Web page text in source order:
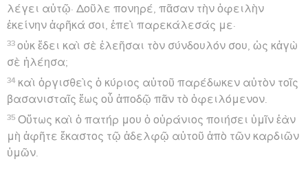
λέγει αὐτῷ· Δοῦλε πονηρέ, πᾶσαν τὴν ὀφειλὴν
ἐκείνην ἀφῆκά σοι, ἐπεὶ παρεκάλεσάς με·
33 οὐκ ἔδει καὶ σὲ ἐλεῆσαι τὸν σύνδουλόν σου, ὡς κἀγὼ
σὲ ἠλέησα;
34 καὶ ὀργισθεὶς ὁ κύριος αὐτοῦ παρέδωκεν αὐτὸν τοῖς
βασανισταῖς ἕως οὗ ἀποδῷ πᾶν τὸ ὀφειλόμενον.
35 Οὕτως καὶ ὁ πατήρ μου ὁ οὐράνιος ποιήσει ὑμῖν ἐὰν
μὴ ἀφῆτε ἕκαστος τῷ ἀδελφῷ αὐτοῦ ἀπὸ τῶν καρδιῶν
ὑμῶν.